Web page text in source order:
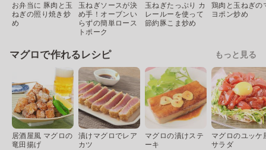
お弁当に 豚肉と玉
ねぎの照り焼き炒
め
玉ねぎソースが決
め手！オーブンい
らずの簡単ロース
トポーク
玉ねぎたっぷり カ
レールーを使って
節約豚こま炒め
鶏肉と玉ねぎの
ヨポン炒め
マグロで作れるレシピ もっと見る
居酒屋風 マグロの
竜田揚げ
漬けマグロでレア
カツ
マグロの漬けステ
ーキ
マグロのユッケ
サラダ